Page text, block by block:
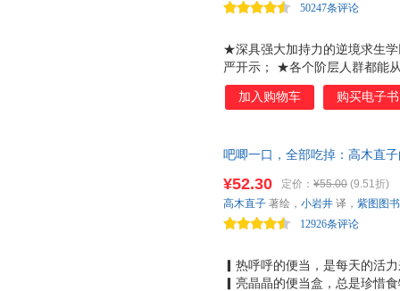
★深具强大加持力的逆境求生
严开示； ★各个阶层人群都能
法，特别是奋斗在一二线城市
各方面的改变会特别快，特别
之道 接受现实，同时，醍醐灌
50247条评论
加入购物车 购买电子书
吧唧一口，全部吃掉：高木直
送“今天吃什么”书签1张+高木
▎热呼呼的便当，是每天的活
▎亮晶晶的便当盒，总是珍惜
¥52.30 定价： ¥55.00 (9.51折)
12926条评论
高木直子 著绘， 小岩井 译， 紫图图书